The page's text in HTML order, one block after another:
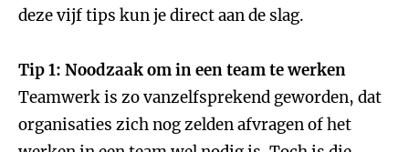
deze vijf tips kun je direct aan de slag.
Tip 1: Noodzaak om in een team te werken
Teamwerk is zo vanzelfsprekend geworden, dat
organisaties zich nog zelden afvragen of het